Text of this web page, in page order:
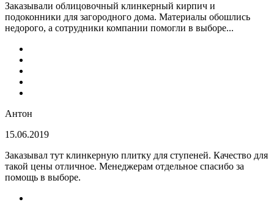
Заказывали облицовочный клинкерный кирпич и
подоконники для загородного дома. Материалы обошлись
недорого, а сотрудники компании помогли в выборе...
Антон
15.06.2019
Заказывал тут клинкерную плитку для ступеней. Качество для
такой цены отличное. Менеджерам отдельное спасибо за
помощь в выборе.